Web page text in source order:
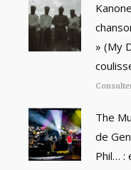
» (My
The
de
Phil… :